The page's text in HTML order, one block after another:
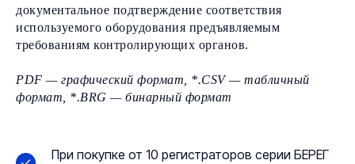
документальное подтверждение соответствия
используемого оборудования предъявляемым
требованиям контролирующих органов.
PDF — графический формат, *.CSV — табличный
формат, *.BRG — бинарный формат
При покупке от 10 регистраторов серии БЕРЕГ